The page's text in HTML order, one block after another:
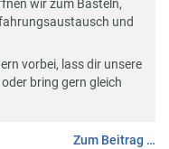
wir zum Basteln,
und
vorbei, lass dir unsere
bring gern gleich
Zum Beitrag …